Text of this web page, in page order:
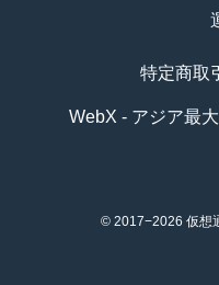
特定商取
WebX - アジア最
© 2017−2026 仮想